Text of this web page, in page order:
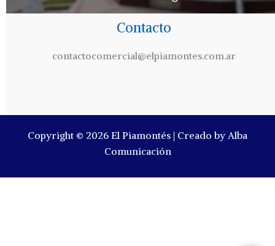
Contacto
contactocomercial@elpiamontes.com.ar
Copyright © 2026 El Piamontés | Creado by Alba
Comunicación